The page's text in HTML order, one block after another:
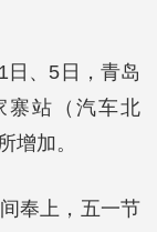
日、5日，青岛
寨站（汽车北
增加。
奉上，五一节